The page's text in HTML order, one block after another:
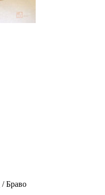
/ Браво